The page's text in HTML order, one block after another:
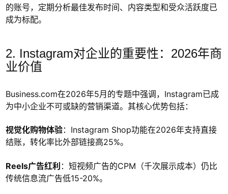
的账号，定期分析最佳发布时间、内容类型和受众活跃度已
成为标配。
2. Instagram对企业的重要性：2026年商
业价值
Business.com在2026年5月的专题中强调，Instagram已成
为中小企业不可或缺的营销渠道。其核心优势包括：
视觉化购物体验：Instagram Shop功能在2026年支持直接
结账，转化率比外部链接高25%。
Reels广告红利 ：短视频广告的CPM（千次展示成本）仍比
传统信息流广告低15-20%。